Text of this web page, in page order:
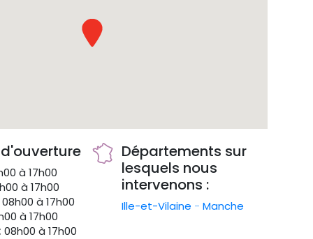
à 17h00
à 17h00
08h00 à 17h00
à 17h00
08h00 à 17h00
Départements sur
lesquels nous
intervenons :
Ille-et-Vilaine -Manche